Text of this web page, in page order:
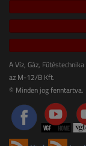
A Víz, Gáz,
az M-12/B Kft.
© Minden jog fenntartva.